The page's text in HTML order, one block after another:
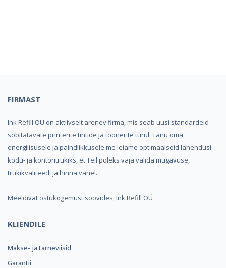
FIRMAST
Ink Refill OÜ on aktiivselt arenev firma, mis seab uusi standardeid
sobitatavate printerite tintide ja toonerite turul. Tänu oma
energilisusele ja paindlikkusele me leiame optimaalseid lahendusi
kodu- ja kontoritrükiks, et Teil poleks vaja valida mugavuse,
trükikvaliteedi ja hinna vahel.
Meeldivat ostukogemust soovides, Ink Refill OÜ
KLIENDILE
Makse- ja tarneviisid
Garantii